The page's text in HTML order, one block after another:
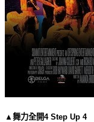
▲ 舞力全開4 Step Up 4